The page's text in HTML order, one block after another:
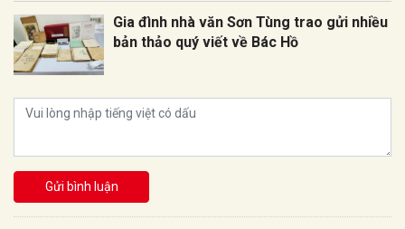
Gia đình nhà văn Sơn Tùng trao gửi nhiều
bản thảo quý viết về Bác Hồ
Gửi bình luận